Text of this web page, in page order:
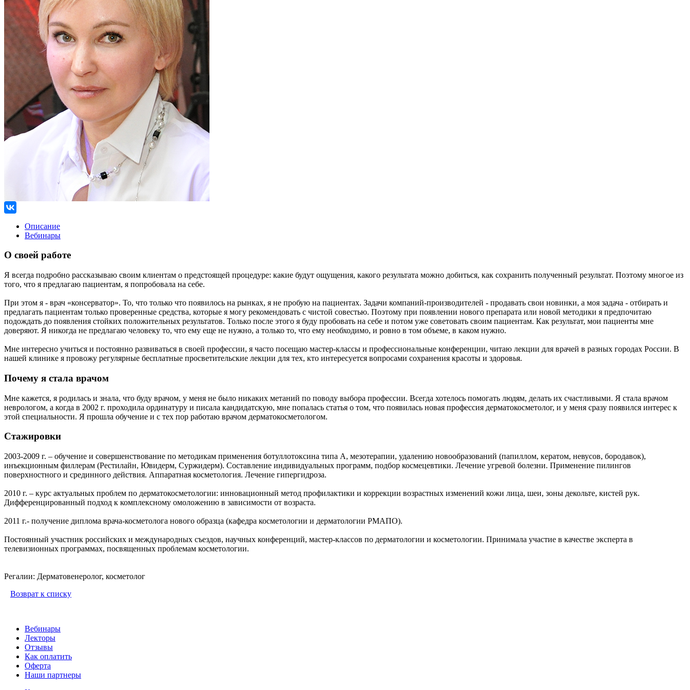
Описание
Вебинары
О своей работе
Я всегда подробно рассказываю своим клиентам о предстоящей процедуре: какие будут ощущения, какого результата можно добиться, как сохранить полученный результат. Поэтому многое из
того, что я предлагаю пациентам, я попробовала на себе.
При этом я - врач «консерватор». То, что только что появилось на рынках, я не пробую на пациентах. Задачи компаний-производителей - продавать свои новинки, а моя задача - отбирать и
предлагать пациентам только проверенные средства, которые я могу рекомендовать с чистой совестью. Поэтому при появлении нового препарата или новой методики я предпочитаю
подождать до появления стойких положительных результатов. Только после этого я буду пробовать на себе и потом уже советовать своим пациентам. Как результат, мои пациенты мне
доверяют. Я никогда не предлагаю человеку то, что ему еще не нужно, а только то, что ему необходимо, и ровно в том объеме, в каком нужно.
Мне интересно учиться и постоянно развиваться в своей профессии, я часто посещаю мастер-классы и профессиональные конференции, читаю лекции для врачей в разных городах России. В
нашей клинике я провожу регулярные бесплатные просветительские лекции для тех, кто интересуется вопросами сохранения красоты и здоровья.
Почему я стала врачом
Мне кажется, я родилась и знала, что буду врачом, у меня не было никаких метаний по поводу выбора профессии. Всегда хотелось помогать людям, делать их счастливыми. Я стала врачом
неврологом, а когда в 2002 г. проходила ординатуру и писала кандидатскую, мне попалась статья о том, что появилась новая профессия дерматокосметолог, и у меня сразу появился интерес к
этой специальности. Я прошла обучение и с тех пор работаю врачом дерматокосметологом.
Стажировки
2003-2009 г. – обучение и совершенствование по методикам применения ботуллотоксина типа А, мезотерапии, удалению новообразований (папиллом, кератом, невусов, бородавок),
инъекционным филлерам (Рестилайн, Ювидерм, Суржидерм). Составление индивидуальных программ, подбор космецевтики. Лечение угревой болезни. Применение пилингов
поверхностного и срединного действия. Аппаратная косметология. Лечение гипергидроза.
2010 г. – курс актуальных проблем по дерматокосметологии: инновационный метод профилактики и коррекции возрастных изменений кожи лица, шеи, зоны декольте, кистей рук.
Дифференцированный подход к комплексному омоложению в зависимости от возраста.
2011 г.- получение диплома врача-косметолога нового образца (кафедра косметологии и дерматологии РМАПО).
Постоянный участник российских и международных съездов, научных конференций, мастер-классов по дерматологии и косметологии. Принимала участие в качестве эксперта в
телевизионных программах, посвященных проблемам косметологии.
Регалии: Дерматовенеролог, косметолог
Возврат к списку
Вебинары
Лекторы
Отзывы
Как оплатить
Оферта
Наши партнеры